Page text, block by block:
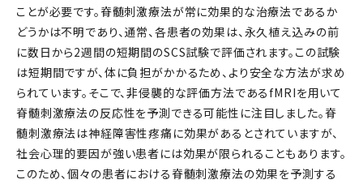
ことが必要です。脊髄刺激療法が常に効果的な治療法であるか
どうかは不明であり、通常、各患者の効果は、永久植え込みの前
に数日から2週間の短期間のSCS試験で評価されます。この試験
は短期間ですが、体に負担がかかるため、より安全な方法が求め
られています。そこで、非侵襲的な評価方法であるfMRIを用いて
脊髄刺激療法の反応性を予測できる可能性に注目しました。脊
髄刺激療法は神経障害性疼痛に効果があるとされていますが、
社会心理的要因が強い患者には効果が限られることもあります。
このため、個々の患者における脊髄刺激療法の効果を予測する